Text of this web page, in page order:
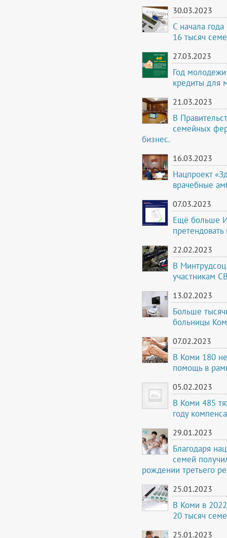
30.03.2023
С начала
16 тысяч
27.03.2023
Год
кредиты для
21.03.2023
В
семейных
бизнес.
16.03.2023
Нацпроект
врачебные
07.03.2023
Ещё больше
22.02.2023
В
участникам
13.02.2023
Больше
больницы
07.02.2023
В Коми 180
помощь в
05.02.2023
В Коми 485
году
29.01.2023
Благодаря
семей
рождении третьего
25.01.2023
В Коми в
20 тысяч
25.01.2023